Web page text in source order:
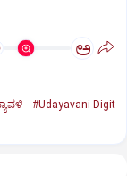
ಅ
#Udayavani Digit